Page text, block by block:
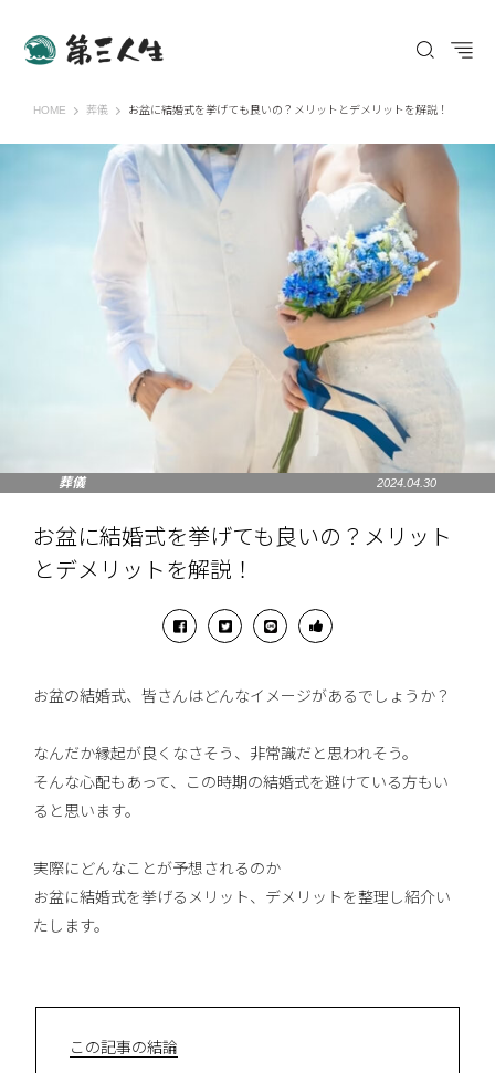
HOME 第三人生 〜寄り道の歩き方〜
葬儀 お盆に結婚式を挙げても良いの？メリットとデメリットを解説！
葬儀 2024.04.30
お盆に結婚式を挙げても良いの？メリット
とデメリットを解説！
お盆の結婚式、皆さんはどんなイメージがあるでしょうか？
なんだか縁起が良くなさそう、非常識だと思われそう。
そんな心配もあって、この時期の結婚式を避けている方もい
ると思います。
実際にどんなことが予想されるのか
お盆に結婚式を挙げるメリット、デメリットを整理し紹介い
たします。
この記事の結論